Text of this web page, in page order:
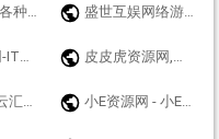
音乐软件游戏等 盛世互娱网络游戏
博客 皮皮虎资源网,网站源码,源码,手游源码,传奇手游源码,游戏源码,手游一键端,战神引擎,幽冥传奇,白日门传奇,亲测源码,站长源码,源码网,源码站 ,站长亲测,详细视频配套,网站资源，网站技术，网站搭建
官网】 小E资源网 - 小E希望来的每个兄弟都能赚到钱